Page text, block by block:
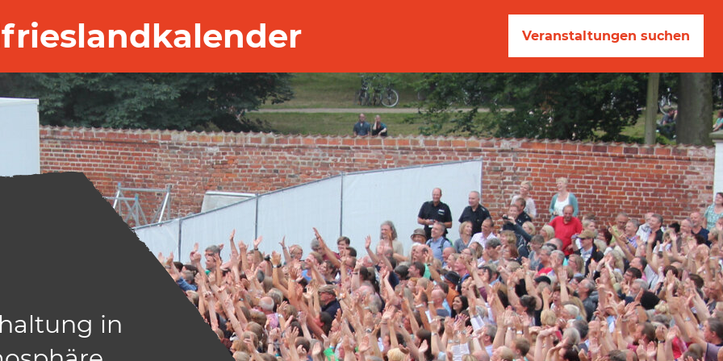
Veranstaltungen suchen
in
in